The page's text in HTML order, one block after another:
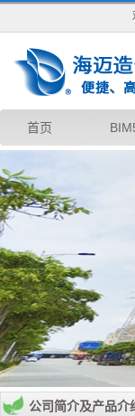
首页
公司简介及产品介